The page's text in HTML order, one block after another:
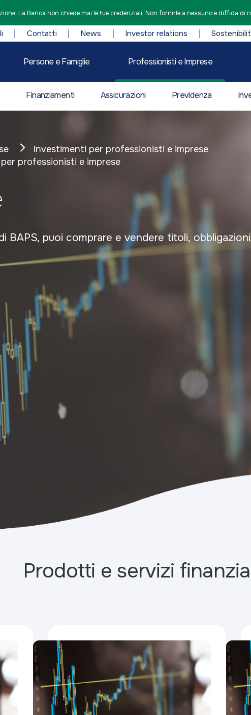
La Banca non chiede mai le tue credenziali. Non fornirle a nessuno e diffida di
Contatti News Investor relations
Persone e Famiglie Professionisti e Imprese
Finanziamenti Assicurazioni Previdenza
Investimenti per professionisti e imprese
professionisti e imprese
BAPS, puoi comprare e vendere titoli,
Prodotti e servizi